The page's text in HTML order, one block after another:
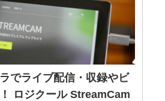
でライブ配信・収録やビ
ロジクール StreamCam